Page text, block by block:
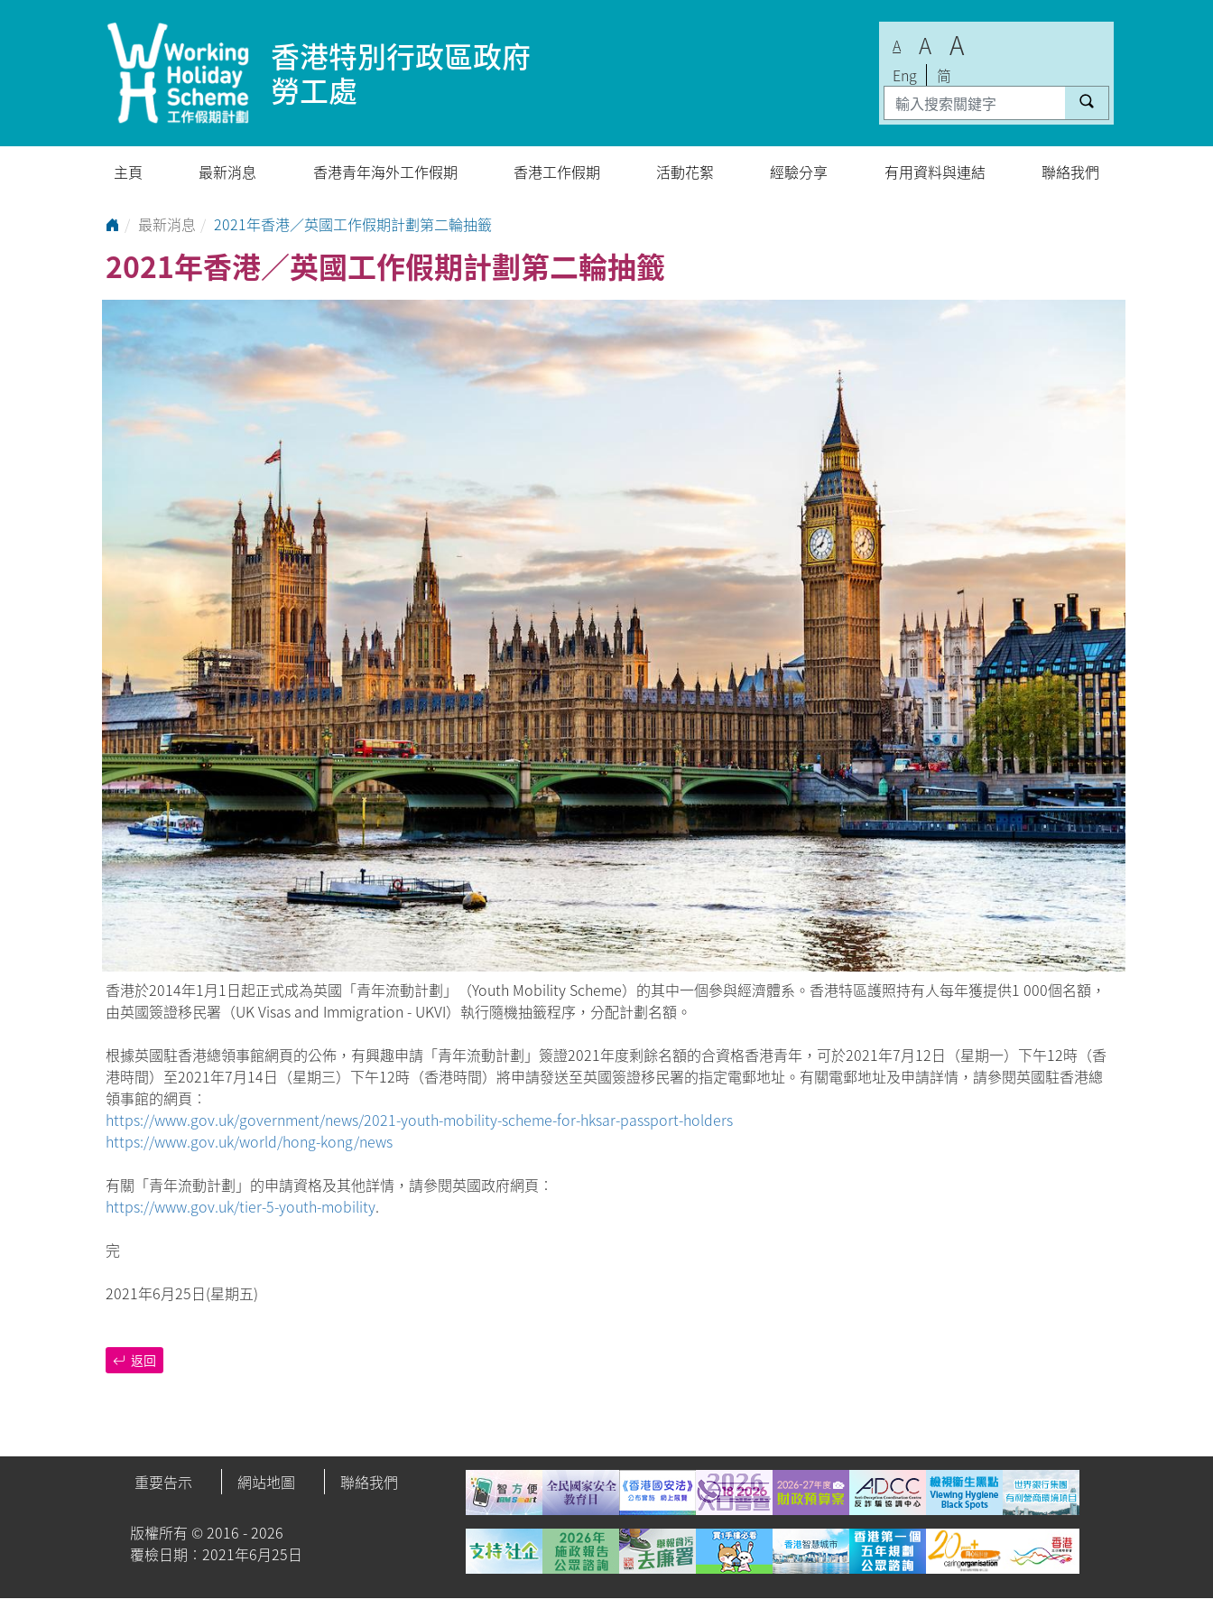
香港特別行政區政府
勞工處
A A A
Eng 简
主頁 最新消息 香港青年海外工作假期 香港工作假期 活動花絮 經驗分享 有用資料與連結 聯絡我們
Go to Home Page
最新消息 2021年香港／英國工作假期計劃第二輪抽籤
2021年香港／英國工作假期計劃第二輪抽籤
香港於2014年1月1日起正式成為英國「青年流動計劃」（Youth Mobility Scheme）的其中一個參與經濟體系。香港特區護照持有人每年獲提供1 000個名額，
由英國簽證移民署（UK Visas and Immigration - UKVI）執行隨機抽籤程序，分配計劃名額。
根據英國駐香港總領事館網頁的公佈，有興趣申請「青年流動計劃」簽證2021年度剩餘名額的合資格香港青年，可於2021年7月12日（星期一）下午12時（香
港時間）至2021年7月14日（星期三）下午12時（香港時間）將申請發送至英國簽證移民署的指定電郵地址。有關電郵地址及申請詳情，請參閱英國駐香港總
領事館的網頁︰
https://www.gov.uk/government/news/2021-youth-mobility-scheme-for-hksar-passport-holders
https://www.gov.uk/world/hong-kong/news
有關「青年流動計劃」的申請資格及其他詳情，請參閱英國政府網頁︰
https://www.gov.uk/tier-5-youth-mobility.
完
2021年6月25日(星期五)
返回
重要告示 網站地圖 聯絡我們
版權所有 ©2016 - 2026
覆檢日期︰2021年6月25日